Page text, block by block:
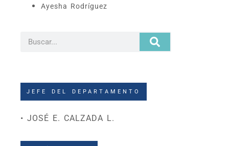
Ayesha Rodríguez
JEFE DEL DEPARTAMENTO
• JOSÉ E. CALZADA L.